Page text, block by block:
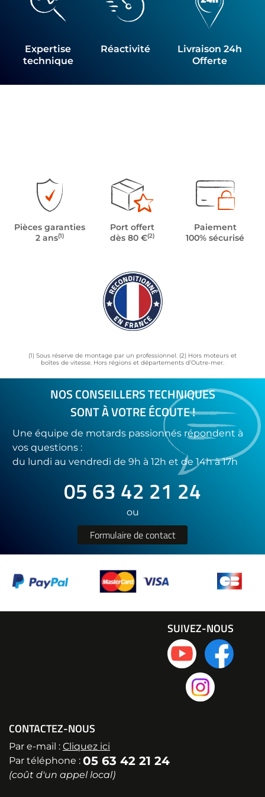
Expertise
technique
Réactivité
Livraison 24h
Offerte
Pièces garanties
2 ans(1)
Port offert
dès 80 €(2)
Paiement
100% sécurisé
(1) Sous réserve de montage par un professionnel. (2) Hors moteurs et
boîtes de vitesse. Hors régions et départements d’Outre-mer.
NOS CONSEILLERS TECHNIQUES
SONT À VOTRE ÉCOUTE !
Une équipe de motards passionnés répondent à
vos questions :
du lundi au vendredi de 9h à 12h et de 14h à 17h
05 63 42 21 24
ou
Formulaire de contact
CONTACTEZ-NOUS
Par e-mail : Cliquez ici
Par téléphone : 05 63 42 21 24
(coût d'un appel local)
SUIVEZ-NOUS